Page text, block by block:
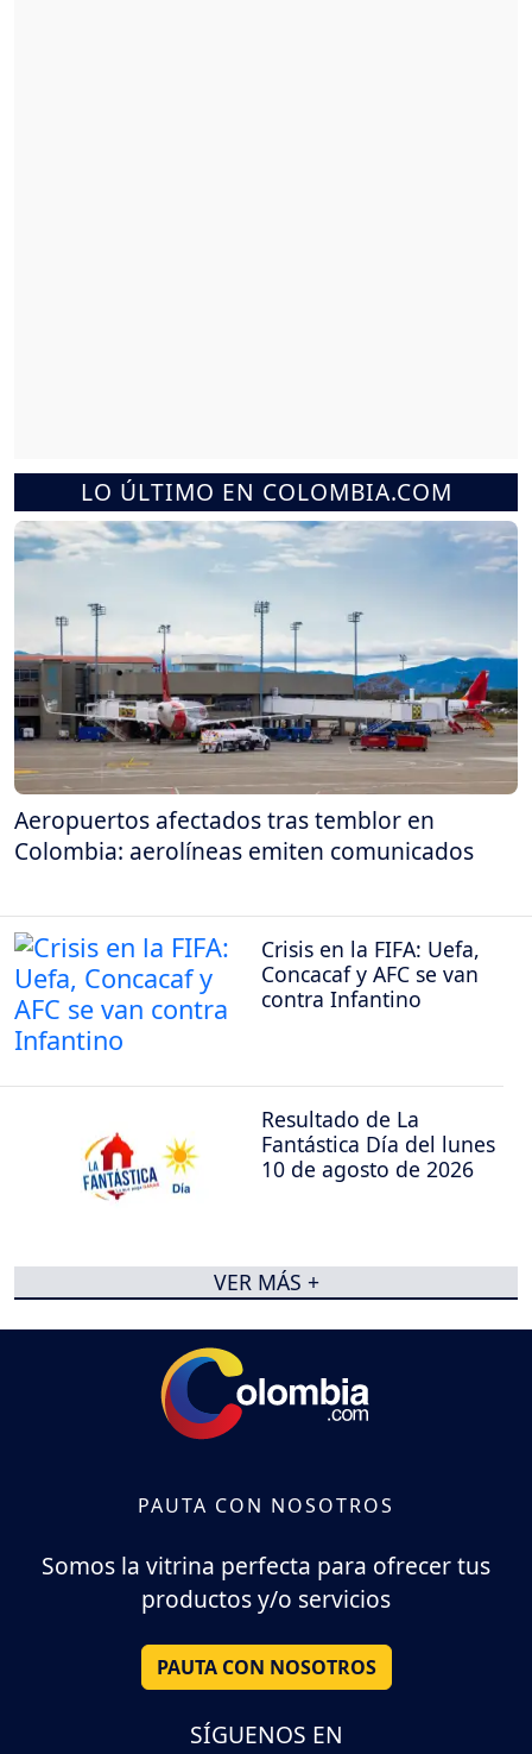
LO ÚLTIMO EN COLOMBIA.COM
Aeropuertos afectados tras temblor en
Colombia: aerolíneas emiten comunicados
Crisis en la FIFA: Uefa,
Concacaf y AFC se van
contra Infantino
Resultado de La
Fantástica Día del lunes
10 de agosto de 2026
VER MÁS +
PAUTA CON NOSOTROS
Somos la vitrina perfecta para ofrecer tus
productos y/o servicios
PAUTA CON NOSOTROS
SÍGUENOS EN